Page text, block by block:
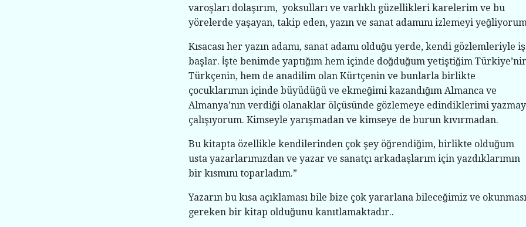
varoşları dolaşırım, yoksulları ve varlıklı güzellikleri karelerim ve bu
yörelerde yaşayan, takip eden, yazın ve sanat adamını izlemeyi
Kısacası her yazın adamı, sanat adamı olduğu yerde, kendi gözlemleriyle
başlar. İşte benimde yaptığım hem içinde doğduğum yetiştiğim
Türkçenin, hem de anadilim olan Kürtçenin ve bunlarla birlikte
çocuklarımın içinde büyüdüğü ve ekmeğimi kazandığım Almanca ve
Almanya’nın verdiği olanaklar ölçüsünde gözlemeye edindiklerimi
çalışıyorum. Kimseyle yarışmadan ve kimseye de burun kıvırmadan.
Bu kitapta özellikle kendilerinden çok şey öğrendiğim, birlikte olduğum
usta yazarlarımızdan ve yazar ve sanatçı arkadaşlarım için yazdıklarımın
bir kısmını toparladım.”
Yazarın bu kısa açıklaması bile bize çok yararlana bileceğimiz ve okunması
gereken bir kitap olduğunu kanıtlamaktadır..